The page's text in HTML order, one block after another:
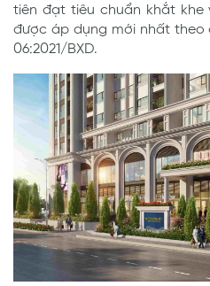
tiên đạt tiêu chuẩn khắt khe
được áp dụng mới nhất theo
06:2021/BXD.